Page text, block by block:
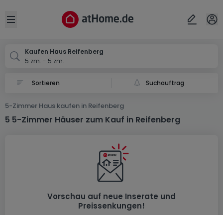
Open sidebar
Kaufen Haus Reifenberg
5 zm. - 5 zm.
Suchauftrag
5-Zimmer Haus kaufen in Reifenberg
5 5-Zimmer Häuser zum Kauf in Reifenberg
Vorschau auf neue Inserate und
Preissenkungen!
Ort
Abbrechen ok
Reifenberg